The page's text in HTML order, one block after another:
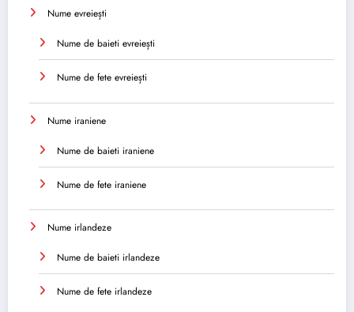
Nume evreiești
Nume de baieti evreiești
Nume de fete evreiești
Nume iraniene
Nume de baieti iraniene
Nume de fete iraniene
Nume irlandeze
Nume de baieti irlandeze
Nume de fete irlandeze